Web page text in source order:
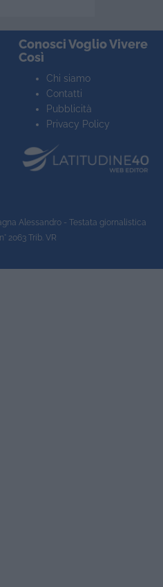
Conosci Voglio Vivere
Così
Chi siamo
Contatti
Pubblicità
Privacy Policy
Alessandro - Testata giornalistica
2063 Trib. VR